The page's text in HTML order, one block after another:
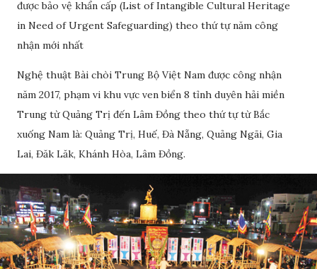
được bảo vệ khẩn cấp (List of Intangible Cultural Heritage
in Need of Urgent Safeguarding) theo thứ tự năm công
nhận mới nhất
Nghệ thuật Bài chòi Trung Bộ Việt Nam được công nhận
năm 2017, phạm vi khu vực ven biển 8 tỉnh duyên hải miền
Trung từ Quảng Trị đến Lâm Đồng theo thứ tự từ Bắc
xuống Nam là: Quảng Trị, Huế, Đà Nẵng, Quảng Ngãi, Gia
Lai, Đăk Lăk, Khánh Hòa, Lâm Đồng.